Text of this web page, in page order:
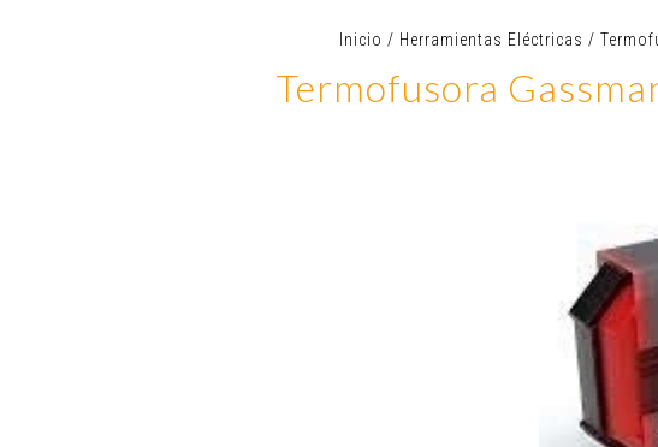
Inicio / Herramientas Eléctricas /
Termofusora